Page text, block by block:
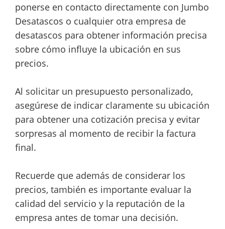
ponerse en contacto directamente con Jumbo
Desatascos o cualquier otra empresa de
desatascos para obtener información precisa
sobre cómo influye la ubicación en sus
precios.
Al solicitar un presupuesto personalizado,
asegúrese de indicar claramente su ubicación
para obtener una cotización precisa y evitar
sorpresas al momento de recibir la factura
final.
Recuerde que además de considerar los
precios, también es importante evaluar la
calidad del servicio y la reputación de la
empresa antes de tomar una decisión.